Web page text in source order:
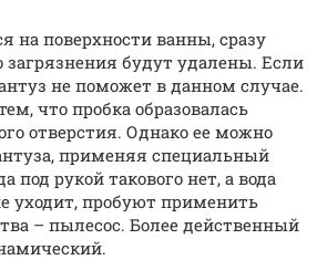
на поверхности ванны, сразу
загрязнения будут удалены. Если
не поможет в данном случае.
что пробка образовалась
отверстия. Однако ее можно
применяя специальный
под рукой такового нет, а вода
уходит, пробуют применить
– пылесос. Более действенный